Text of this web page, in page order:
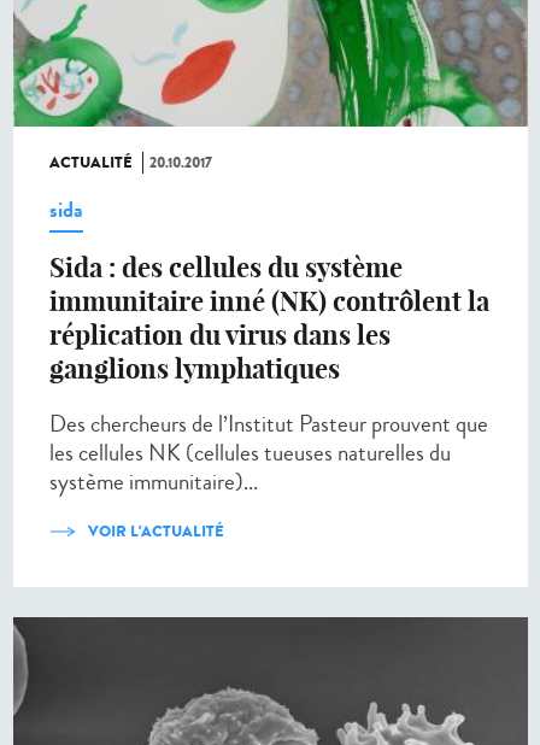
ACTUALITÉ 20.10.2017
sida
Sida : des cellules du système
immunitaire inné (NK) contrôlent la
réplication du virus dans les
ganglions lymphatiques
Des chercheurs de l’Institut Pasteur prouvent que
les cellules NK (cellules tueuses naturelles du
système immunitaire)...
VOIR L'ACTUALITÉ